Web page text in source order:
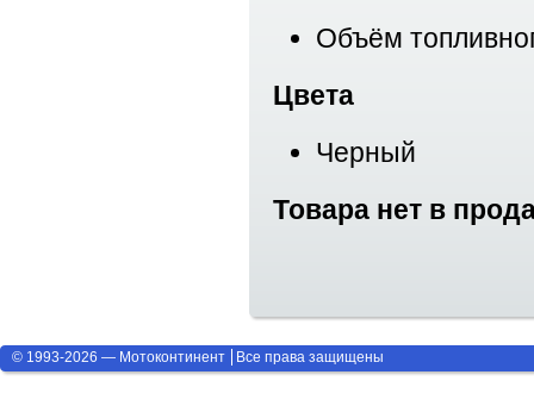
Объём
Цвета
Черный
Товара нет в
© 1993-2026 — Мотоконтинент Все права защищены